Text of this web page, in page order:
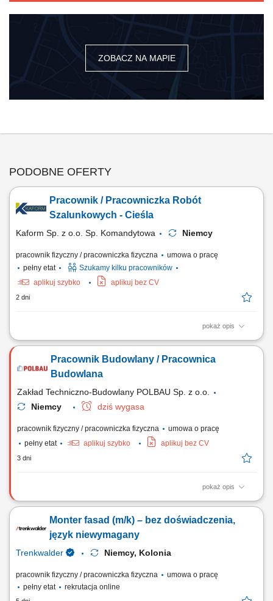
ZOBACZ NA MAPIE
PODOBNE OFERTY
Pracownik / Pracowniczka Robót
Szalunkowych - Cieśla
Kaform Sp. z o.o. Sp. Komandytowa Niemcy
pracownik fizyczny / pracowniczka fizyczna
umowa o pracę
pełny etat
Szukamy kilku pracowników
aplikuj szybko
aplikuj bez CV
2 dni
pokaż opis
Zakres obowiązków: Wykonywanie szalunków ścian, stropów oraz
prefabrykatów betonowych. Wykonywanie prac związanych z
betonowaniem konstrukcji. Praca samodzielna oraz w zespołach na
Pracownik Budowlany / Pracownica
Budowlana
Zakład Techniczno-Budowlany POLBAU Sp. z o.o.
Niemcy
dziś wygasa
pracownik fizyczny / pracowniczka fizyczna
umowa o pracę
pełny etat
aplikuj szybko aplikuj bez CV
3 dni
pokaż opis
Zadania: Składanie i rozkładanie konstrukcji szalunkowych wiodących
oraz wykończeniem elementów żelbetowych; Prowadzenie robót
konstrukcyjnych zgodnie z rysunkiem i wskazaniami technicznymi;
Monter fasad (m/k) – bez doświadczenia,
język niewymagany
Trenkwalder Niemcy, Kolonia
pracownik fizyczny / pracowniczka fizyczna
umowa o pracę
pełny etat
rekrutacja online